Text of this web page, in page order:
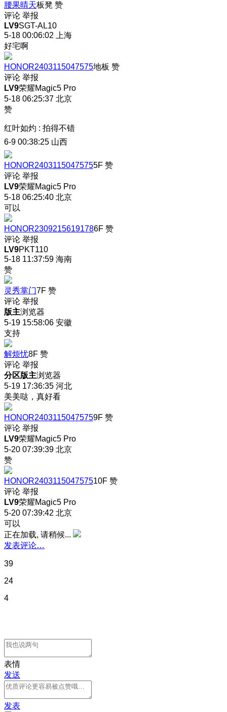
腰果晴天板凳 赞
评论 举报
LV9SGT-AL10
5-18 00:06:02
上海
好宅啊
HONOR2403115047575地板 赞
评论 举报
LV9荣耀Magic5 Pro
5-18 06:25:37 北京
赞
红叶如灼 : 拍得不错
6-9 00:38:25 山西
HONOR24031150475755F 赞
评论 举报
LV9荣耀Magic5 Pro
5-18 06:25:40 北京
可以
HONOR23092156191786F 赞
评论 举报
LV9PKT110
5-18 11:37:59 海南
赞
灵秀掌门7F 赞
评论 举报
版主浏览器
5-19 15:58:06 安徽
支持
解烦忧8F 赞
评论 举报
分区版主浏览器
5-19 17:36:35 河北
美美哒，真好看
HONOR24031150475759F 赞
评论 举报
LV9荣耀Magic5 Pro
5-20 07:39:39 北京
赞
HONOR240311504757510F 赞
评论 举报
LV9荣耀Magic5 Pro
5-20 07:39:42 北京
可以
正在加载, 请稍候...
发表评论…
39
24
4
表情
发送
发表